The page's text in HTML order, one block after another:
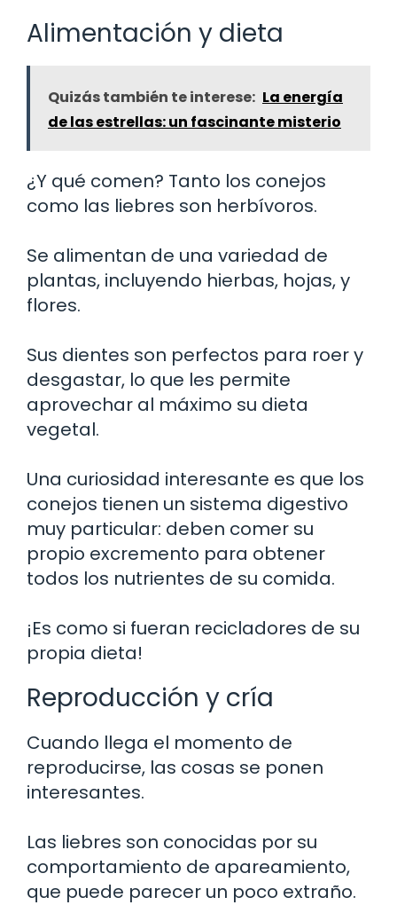
Alimentación y dieta
Quizás también te interese: La energía
de las estrellas: un fascinante misterio
¿Y qué comen? Tanto los conejos
como las liebres son herbívoros.
Se alimentan de una variedad de
plantas, incluyendo hierbas, hojas, y
flores.
Sus dientes son perfectos para roer y
desgastar, lo que les permite
aprovechar al máximo su dieta
vegetal.
Una curiosidad interesante es que los
conejos tienen un sistema digestivo
muy particular: deben comer su
propio excremento para obtener
todos los nutrientes de su comida.
¡Es como si fueran recicladores de su
propia dieta!
Reproducción y cría
Cuando llega el momento de
reproducirse, las cosas se ponen
interesantes.
Las liebres son conocidas por su
comportamiento de apareamiento,
que puede parecer un poco extraño.